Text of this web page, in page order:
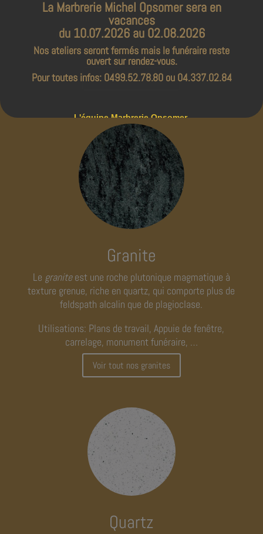
calcite.
Utilisations: Appuie de fenêtres, carrelage
Voir tout nos marbres
Granite
Le graniteest une roche plutonique magmatique à
texture grenue, riche en quartz, qui comporte plus de
feldspath alcalin que de plagioclase.
Utilisations: Plans de travail, Appuie de fenêtre,
carrelage, monument funéraire, …
Voir tout nos granites
Quartz
La Marbrerie Michel Opsomer sera en
vacances
du 10.07.2026 au 02.08.2026
Nos ateliers seront fermés mais le funéraire reste
ouvert sur rendez-vous.
Pour toutes infos: 0499.52.78.80 ou 04.337.02.84
L'équipe Marbrerie Opsomer.